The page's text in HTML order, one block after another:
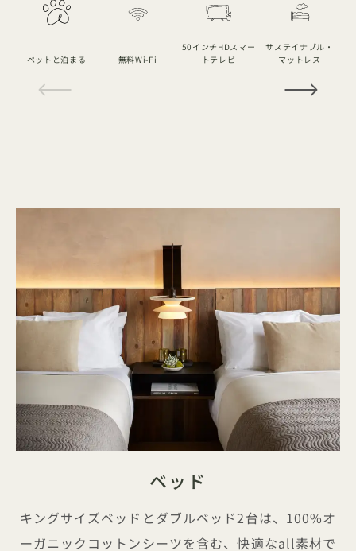
ペットと泊まる 無料Wi-Fi
50インチHDスマー
トテレビ
サステイナブル・
マットレス
ベッド
キングサイズベッドとダブルベッド2台は、100%オ
ーガニックコットンシーツを含む、快適なall素材で